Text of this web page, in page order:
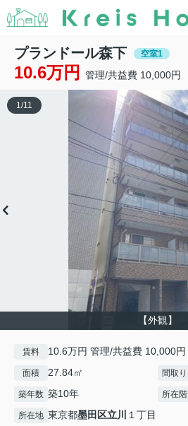
プランドール森下 空室1
10.6万円 管理/共益費 10,000円
【外観】
1/11
賃料 10.6万円 管理/共益費 10,000円
面積 27.84㎡ 間取り
築年数 築10年 所在階
所在地 東京都墨田区立川 １丁目